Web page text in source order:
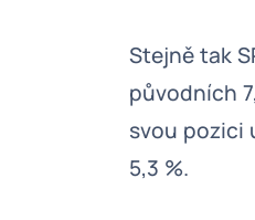
Stejně tak
původních
svou pozici
5,3 %.